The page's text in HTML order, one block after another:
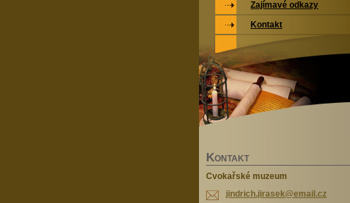
Zajímavé odkazy
Kontakt
KONTAKT
Cvokařské muzeum
jindrich.jirasek@email.cz